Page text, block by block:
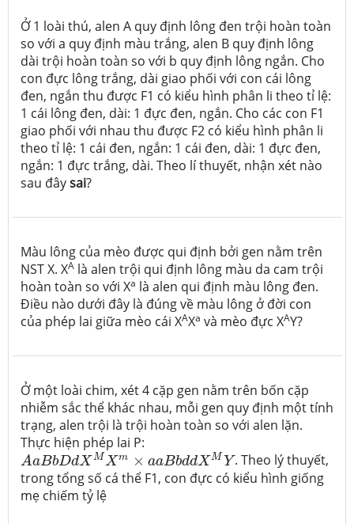
Ở 1 loài thú, alen A quy định lông đen trội hoàn toàn
so với a quy định màu trắng, alen B quy định lông
dài trội hoàn toàn so với b quy định lông ngắn. Cho
con đực lông trắng, dài giao phối với con cái lông
đen, ngắn thu được F1 có kiểu hình phân li theo tỉ lệ:
1 cái lông đen, dài: 1 đực đen, ngắn. Cho các con F1
giao phối với nhau thu được F2 có kiểu hình phân li
theo tỉ lệ: 1 cái đen, ngắn: 1 cái đen, dài: 1 đực đen,
ngắn: 1 đực trắng, dài. Theo lí thuyết, nhận xét nào
sau đâysai?
Màu lông của mèo được qui định bởi gen nằm trên
NST X. XA là alen trội qui định lông màu da cam trội
hoàn toàn so với Xa là alen qui định màu lông đen.
Điều nào dưới đây là đúng về màu lông ở đời con
của phép lai giữa mèo cái XAXa và mèo đực XAY?
Ở một loài chim, xét 4 cặp gen nằm trên bốn cặp
nhiễm sắc thể khác nhau, mỗi gen quy định một tính
trạng, alen trội là trội hoàn toàn so với alen lặn.
Thực hiện phép lai P:
AaBbDdX M Xm × aaBbddX M Y
AaBbDdXMXm× a a bddXMY
. Theo lý thuyết,
trong tổng số cá thể F1, con đực có kiểu hình giống
mẹ chiếm tỷ lệ